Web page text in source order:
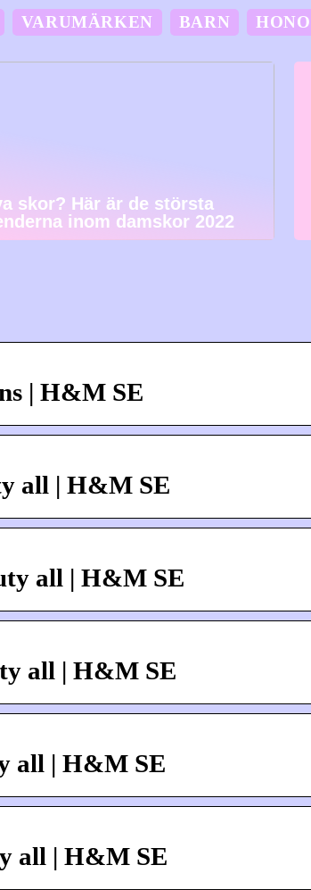
VARUMÄRKEN BARN
skor? Här är de största
inom damskor 2022
| H&M SE
all | H&M SE
all | H&M SE
all | H&M SE
all | H&M SE
all | H&M SE